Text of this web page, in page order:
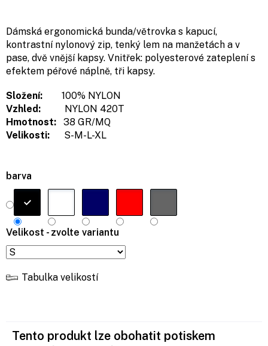
barva
Velikost - zvolte variantu
Tabulka velikostí
Dámská ergonomická bunda/větrovka s kapucí,
kontrastní nylonový zip, tenký lem na manžetách a v
pase, dvě vnější kapsy. Vnitřek: polyesterové zateplení s
efektem péřové náplně, tři kapsy.
Složení: 100% NYLON
Vzhled:
NYLON 420T
Hmotnost: 38 GR/MQ
Velikosti: S-M-L-XL
Tento produkt lze obohatit potiskem